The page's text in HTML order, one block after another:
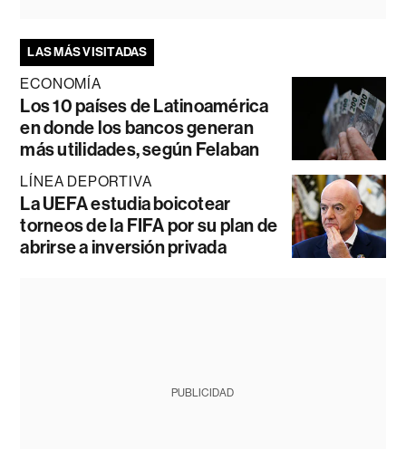
LAS MÁS VISITADAS
ECONOMÍA
Los 10 países de Latinoamérica
en donde los bancos generan
más utilidades, según Felaban
LÍNEA DEPORTIVA
La UEFA estudia boicotear
torneos de la FIFA por su plan de
abrirse a inversión privada
PUBLICIDAD